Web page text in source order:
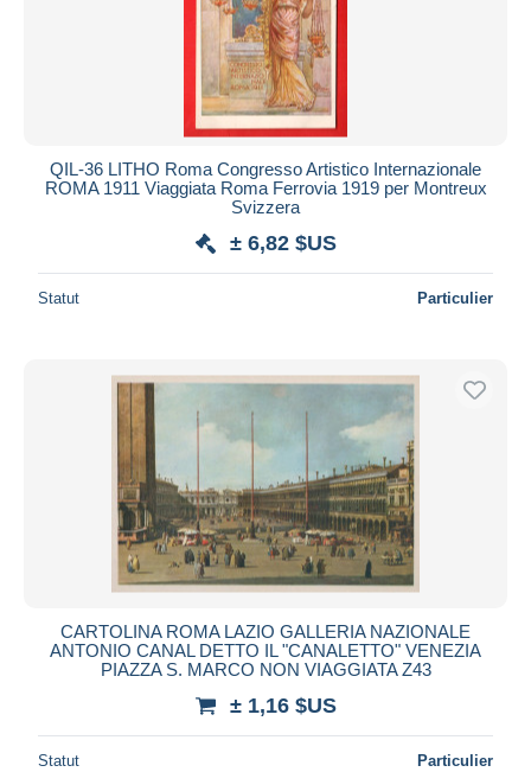
QIL-36 LITHO Roma Congresso Artistico Internazionale
ROMA 1911 Viaggiata Roma Ferrovia 1919 per Montreux
Svizzera
± 6,82 $US
Statut Particulier
CARTOLINA ROMA LAZIO GALLERIA NAZIONALE
ANTONIO CANAL DETTO IL "CANALETTO" VENEZIA
PIAZZA S. MARCO NON VIAGGIATA Z43
± 1,16 $US
Statut Particulier